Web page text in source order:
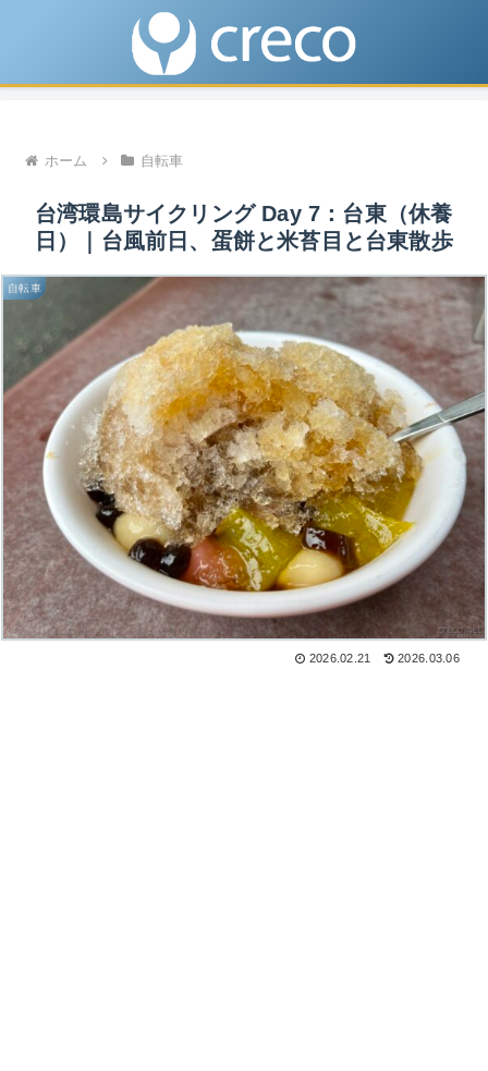
ホーム 自転車
台湾環島サイクリング Day 7：台東（休養
日）｜台風前日、蛋餅と米苔目と台東散歩
自転車
2026.02.21 2026.03.06